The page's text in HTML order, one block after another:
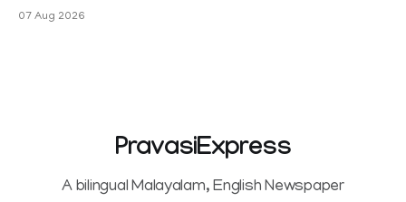
Sowrnalingam has taken a new turn after Sangeetha
Sowrnalingam has taken a new turn after Sangeetha
07 Aug 2026
PravasiExpress
A bilingual Malayalam, English Newspaper